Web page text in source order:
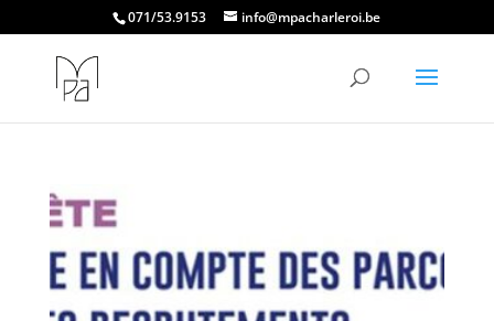
071/53.9153 info@mpacharleroi.be